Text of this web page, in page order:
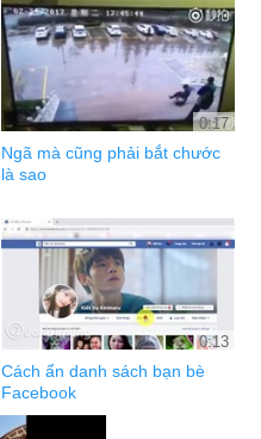
0:17
Ngã mà cũng phải bắt chước
là sao
0:13
Cách ẩn danh sách bạn bè
Facebook